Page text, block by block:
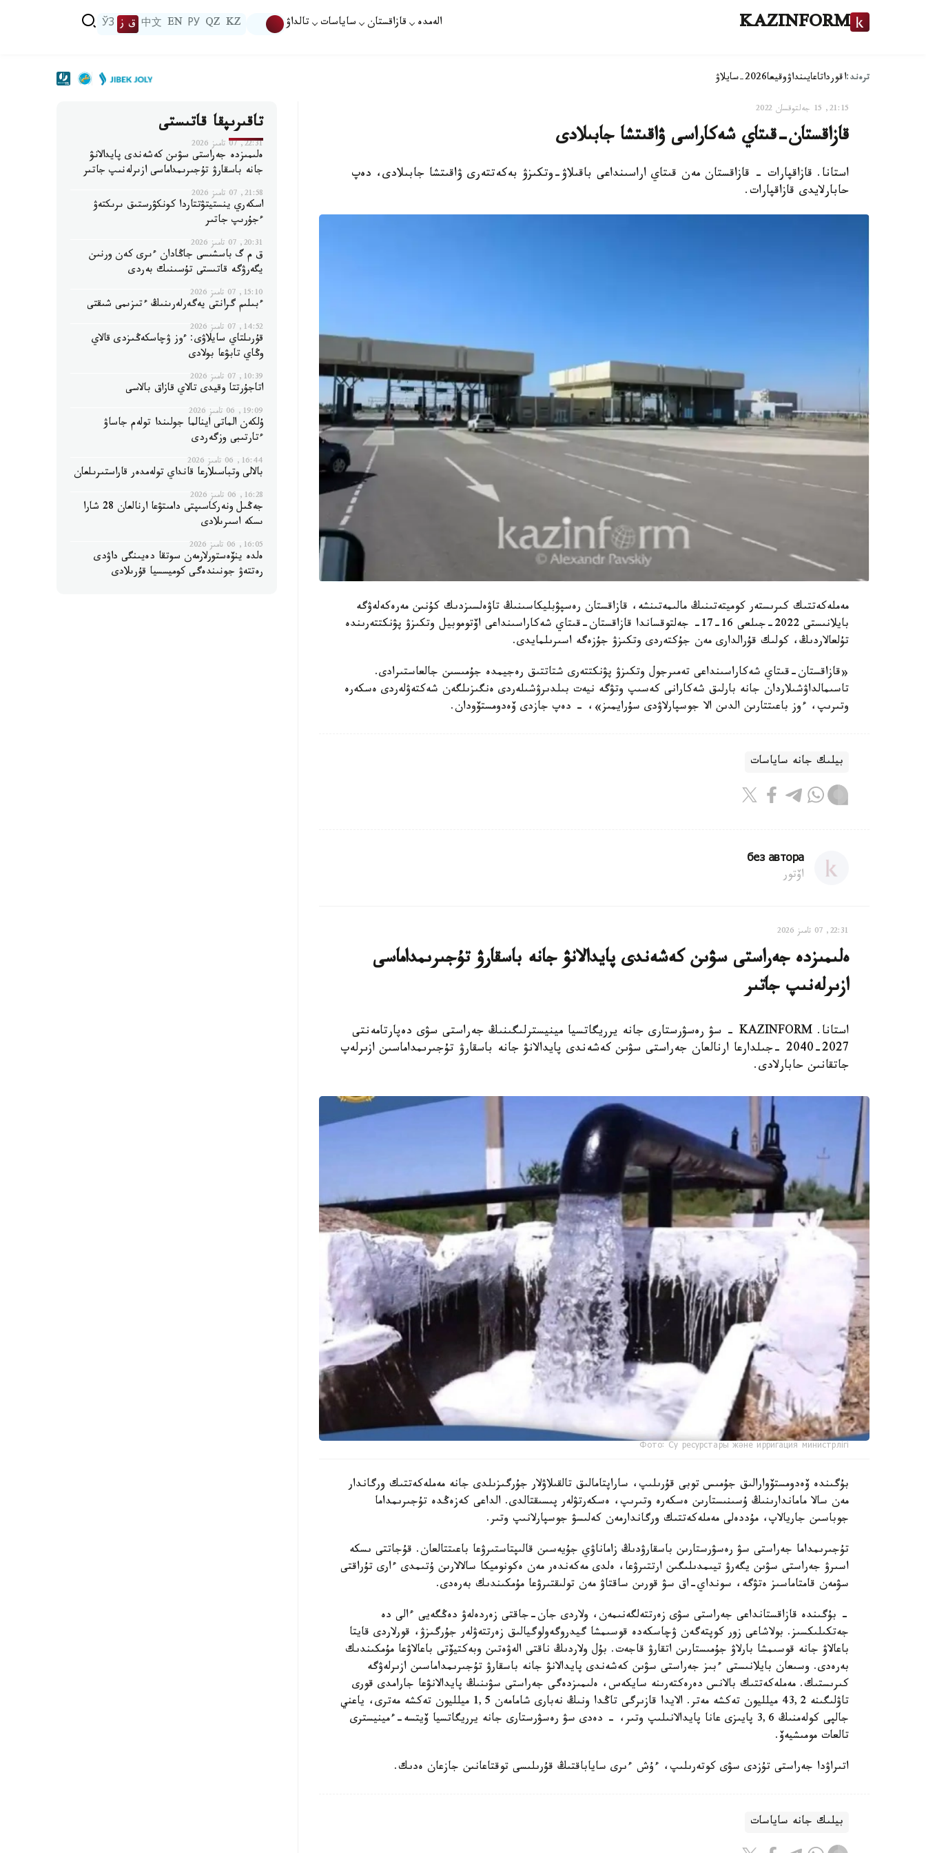
KAZINFORM الەمدە قازاقستان ساياسات تالداۋ KZ
QZ
РУ
EN
中文 ق ز ЎЗ
ترەند:اقورداتاعايىنداۋوقيعا2026-سايلاۋ
21:15, 15 جەلتوقسان 2022
قازاقستان-قىتاي شەكاراسى ۋاقىتشا جابىلادى
استانا. قازاقپارات - قازاقستان مەن قىتاي اراسىنداعى باقىلاۋ-وتكىزۋ بەكەتتەرى ۋاقىتشا جابىلادى، دەپ
حابارلايدى قازاقپارات.
مەملەكەتتىك كىرىستەر كوميتەتىنىڭ مالىمەتىنشە، قازاقستان رەسپۋبليكاسىنىڭ تاۋەلسىزدىك كۇنىن مەرەكەلەۋگە
بايلانىستى 2022-جىلعى 16-17- جەلتوقساندا قازاقستان-قىتاي شەكاراسىنداعى اۆتوموبيل وتكىزۋ پۋنكتتەرىندە
تۇلعالاردىڭ، كولىك قۇرالدارى مەن جۇكتەردى وتكىزۋ جۇزەگە اسىرىلمايدى.
«قازاقستان-قىتاي شەكاراسىنداعى تەمىرجول وتكىزۋ پۋنكتتەرى شتاتتىق رەجيمدە جۇمىسىن جالعاستىرادى.
تاسىمالداۋشىلاردان جانە بارلىق شەكارانى كەسىپ وتۋگە نيەت بىلدىرۋشىلەردى ەنگىزىلگەن شەكتەۋلەردى ەسكەرە
وتىرىپ، ءوز باعىتتارىن الدىن الا جوسپارلاۋدى سۇرايمىز»، - دەپ جازدى ۆەدومستۆودان.
بيلىك جانە ساياسات
без автора
اۆتور
22:31, 07 تامىز 2026
ەلىمىزدە جەراستى سۋىن كەشەندى پايدالانۋ جانە باسقارۋ تۇجىرىمداماسى
ازىرلەنىپ جاتىر
استانا. KAZINFORM - سۋ رەسۋرستارى جانە يرريگاتسيا مينيسترلىگىنىڭ جەراستى سۋى دەپارتامەنتى
2027-2040 -جىلدارعا ارنالعان جەراستى سۋىن كەشەندى پايدالانۋ جانە باسقارۋ تۇجىرىمداماسىن ازىرلەپ
جاتقانىن حابارلادى.
Фото: Су ресурстары және ирригация министрлігі
بۇگىندە ۆەدومستۆوارالىق جۇمىس توبى قۇرىلىپ، ساراپتامالىق تالقىلاۋلار جۇرگىزىلدى جانە مەملەكەتتىك ورگاندار
مەن سالا ماماندارىنىڭ ۇسىنىستارىن ەسكەرە وتىرىپ، ەسكەرتۋلەر پىسىقتالدى. الداعى كەزەڭدە تۇجىرىمداما
جوباسىن جاريالاپ، مۇددەلى مەملەكەتتىك ورگاندارمەن كەلىسۋ جوسپارلانىپ وتىر.
تۇجىرىمداما جەراستى سۋ رەسۋرستارىن باسقارۋدىڭ زاماناۋي جۇيەسىن قالىپتاستىرۋعا باعىتتالعان. قۇجاتتى ىسكە
اسىرۋ جەراستى سۋىن يگەرۋ تيىمدىلىگىن ارتتىرۋعا، ەلدى مەكەندەر مەن ەكونوميكا سالالارىن ۇتىمدى ءارى تۇراقتى
سۋمەن قامتاماسىز ەتۋگە، سونداي-اق سۋ قورىن ساقتاۋ مەن تولىقتىرۋعا مۇمكىندىك بەرەدى.
- بۇگىندە قازاقستانداعى جەراستى سۋى زەرتتەلگەنىمەن، ولاردى جان-جاقتى زەردەلەۋ دەڭگەيى ءالى دە
جەتكىلىكسىز. بولاشاعى زور كوپتەگەن ۋچاسكەدە قوسىمشا گيدروگەولوگيالىق زەرتتەۋلەر جۇرگىزۋ، قورلاردى قايتا
باعالاۋ جانە قوسىمشا بارلاۋ جۇمىستارىن اتقارۋ قاجەت. بۇل ولاردىڭ ناقتى الەۋەتىن وبەكتيۆتى باعالاۋعا مۇمكىندىك
بەرەدى. وسىعان بايلانىستى ءبىز جەراستى سۋىن كەشەندى پايدالانۋ جانە باسقارۋ تۇجىرىمداماسىن ازىرلەۋگە
كىرىستىك. مەملەكەتتىك بالانس دەرەكتەرىنە سايكەس، ەلىمىزدەگى جەراستى سۋىنىڭ پايدالانۋعا جارامدى قورى
تاۋلىگىنە 43,2 ميلليون تەكشە مەتر. الايدا قازىرگى تاڭدا ونىڭ نەبارى شامامەن 1,5 ميلليون تەكشە مەترى، ياعني
جالپى كولەمنىڭ 3,6 پايىزى عانا پايدالانىلىپ وتىر، - دەدى سۋ رەسۋرستارى جانە يرريگاتسيا ۆيتسە-ءمينيسترى
تالعات مومىشيەۆ.
اتىراۋدا جەراستى تۇزدى سۋى كوتەرىلىپ، ءۇش ءىرى ساياباقتىڭ قۇرىلىسى توقتاعانىن جازعان ەدىك.
بيلىك جانە ساياسات
تاقىرىپقا قاتىستى
22:31, 07 تامىز 2026
ەلىمىزدە جەراستى سۋىن كەشەندى پايدالانۋ
جانە باسقارۋ تۇجىرىمداماسى ازىرلەنىپ جاتىر
21:58, 07 تامىز 2026
اسكەري ينستيتۋتتاردا كونكۋرستىق ىرىكتەۋ
ءجۇرىپ جاتىر
20:31, 07 تامىز 2026
ق م گ باسشىسى جاڭادان ءىرى كەن ورنىن
يگەرۋگە قاتىستى تۇسىنىك بەردى
15:10, 07 تامىز 2026
ءبىلىم گرانتى يەگەرلەرىنىڭ ءتىزىمى شىقتى
14:52, 07 تامىز 2026
قۇرىلتاي سايلاۋى: ءوز ۋچاسكەڭىزدى قالاي
وڭاي تابۋعا بولادى
10:39, 07 تامىز 2026
اتاجۇرتتا وقيدى تالاي قازاق بالاسى
19:09, 06 تامىز 2026
ۇلكەن الماتى اينالما جولىندا تولەم جاساۋ
ءتارتىبى وزگەردى
16:44, 06 تامىز 2026
بالالى وتباسىلارعا قانداي تولەمدەر قاراستىرىلعان
16:28, 06 تامىز 2026
جەڭىل ونەركاسىپتى دامىتۋعا ارنالعان 28 شارا
ىسكە اسىرىلادى
16:05, 06 تامىز 2026
ەلدە ينۆەستورلارمەن سوتقا دەيىنگى داۋدى
رەتتەۋ جونىندەگى كوميسسيا قۇرىلادى